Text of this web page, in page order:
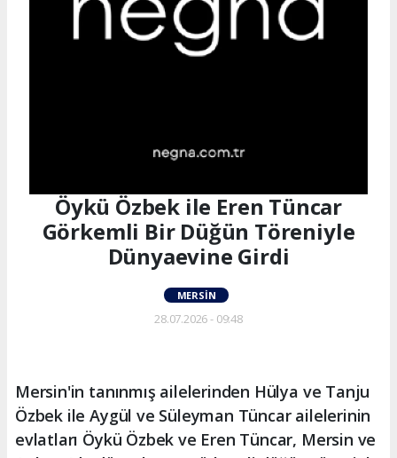
Öykü Özbek ile Eren Tüncar
Görkemli Bir Düğün Töreniyle
Dünyaevine Girdi
MERSIN
28.07.2026 - 09:48
Mersin'in tanınmış ailelerinden Hülya ve Tanju
Özbek ile Aygül ve Süleyman Tüncar ailelerinin
evlatları Öykü Özbek ve Eren Tüncar, Mersin ve